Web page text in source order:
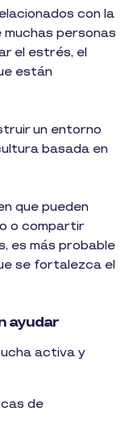
con la
personas
el estrés, el
están
un entorno
basada en
que pueden
o compartir
es más probable
se fortalezca el
ayudar
activa y
de